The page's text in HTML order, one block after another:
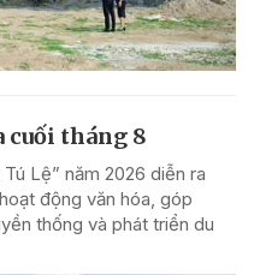
cuối tháng 8
Lệ” năm 2026 diễn ra
động văn hóa, góp
thống và phát triển du